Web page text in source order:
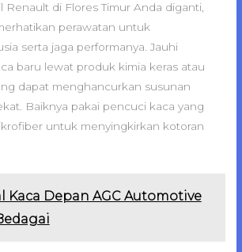
Renault di Flores Timur Anda diganti,
perawatan untuk
serta jaga performanya. Jauhi
baru lewat produk kimia keras atau
dapat menghancurkan susunan
Baiknya pakai pencuci kaca yang
untuk menyingkirkan kotoran
Kaca Depan AGC Automotive